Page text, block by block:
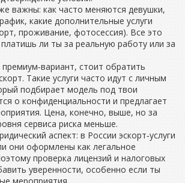
важны: как часто меняются девушки,
какие дополнительные услуги
проживание, фотосессия). Все это
ли ты за реальную работу или за
стоит обратить
Такие услуги часто идут с личным
подбирает модель под твои
о конфиденциальности и предлагает
Цена, конечно, выше, но за
сервиса риска меньше.
аспект: в России эскорт‑услуги
они оформлены как легальное
проверка лицензий и налоговых
уверенности, особенно если ты